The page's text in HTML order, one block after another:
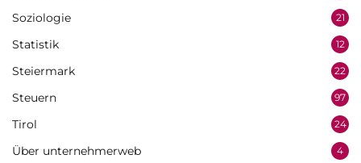
Soziologie 21
Statistik 12
Steiermark 22
Steuern 97
Tirol 24
Über unternehmerweb 4